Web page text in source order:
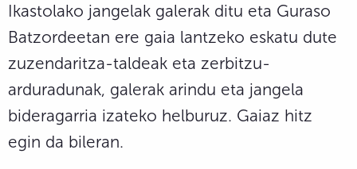
Ikastolako jangelak galerak ditu eta Guraso
Batzordeetan ere gaia lantzeko eskatu dute
zuzendaritza-taldeak eta zerbitzu-
arduradunak, galerak arindu eta jangela
bideragarria izateko helburuz. Gaiaz hitz
egin da bileran.